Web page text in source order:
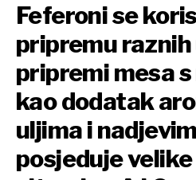
Feferoni se
pripremu
pripremi mesa
kao dodatak
uljima i
posjeduje